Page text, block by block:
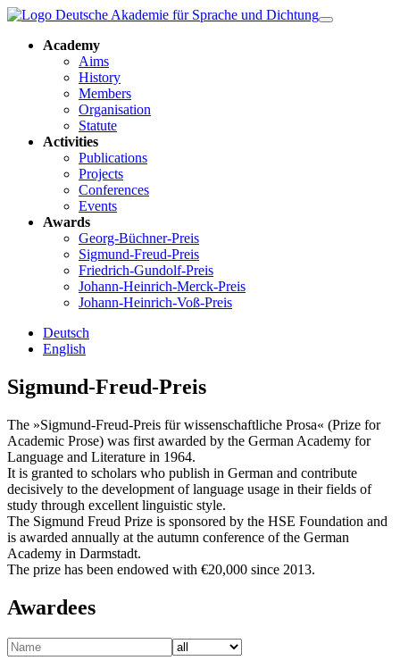
Academy
Aims
History
Members
Organisation
Statute
Activities
Publications
Projects
Conferences
Events
Awards
Georg-Büchner-Preis
Sigmund-Freud-Preis
Friedrich-Gundolf-Preis
Johann-Heinrich-Merck-Preis
Johann-Heinrich-Voß-Preis
Deutsch
English
Sigmund-Freud-Preis
The »Sigmund-Freud-Preis für wissenschaftliche Prosa« (Prize for
Academic Prose) was first awarded by the German Academy for
Language and Literature in 1964.
It is granted to scholars who publish in German and contribute
decisively to the development of language usage in their fields of
study through excellent linguistic style.
The Sigmund Freud Prize is sponsored by the HSE Foundation and
is awarded annually at the autumn conference of the German
Academy in Darmstadt.
The prize has been endowed with €20,000 since 2013.
Awardees